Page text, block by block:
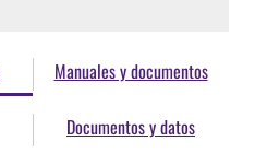
Manuales y documentos
Documentos y datos